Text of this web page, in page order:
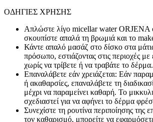
ΟΔΗΓΙΕΣ ΧΡΗΣΗΣ
Απλώστε λίγο micellar water ORJENA
σκουπίστε απαλά τη βρωμιά και το
Κάντε απαλό μασάζ στο δίσκο στα
πρόσωπο, εστιάζοντας στις περιοχές με
χωρίς να τρίβετε ή να τραβάτε το δέρμα.
Επαναλάβετε εάν χρειάζεται: Εάν
ή ακαθαρσίες, επαναλάβετε τη
μέχρι να παραμείνει καθαρή. Το
σχεδιαστεί για να αφήνει το δέρμα
Συνεχίστε τη ρουτίνα περιποίησης της
τον καθαρισμό, μπορείτε να